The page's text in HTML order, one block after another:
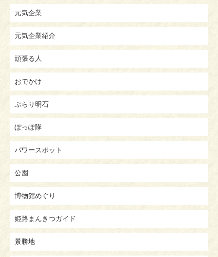
元気企業
元気企業紹介
頑張る人
おでかけ
ぶらり明石
ぽっぽ隊
パワースポット
公園
博物館めぐり
姫路まんきつガイド
景勝地